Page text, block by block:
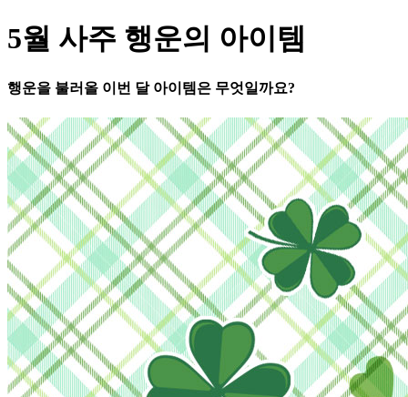
5월 사주 행운의 아이템
행운을 불러올 이번 달 아이템은 무엇일까요?